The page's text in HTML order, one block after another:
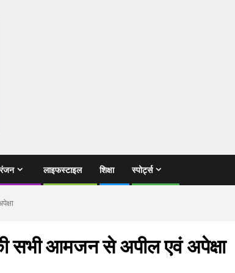
लाइफस्टाइल शिक्षा स्पोर्ट्स
सभी आमजन से अपील एवं अपेक्षा